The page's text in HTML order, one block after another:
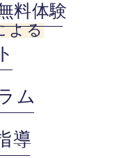
料体験
よる
ム
導